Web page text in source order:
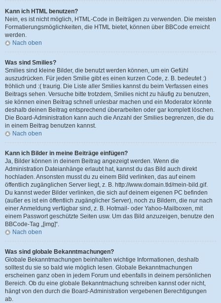
Kann ich HTML benutzen?
Nein, es ist nicht möglich, HTML-Code in Beiträgen zu verwenden. Die meisten
Formatierungsmöglichkeiten, die HTML bietet, können über BBCode erreicht
werden.
Nach oben
Was sind Smilies?
Smilies sind kleine Bilder, die benutzt werden können, um ein Gefühl
auszudrücken. Für jeden Smilie gibt es einen kurzen Code, z. B. bedeutet :)
fröhlich und :( traurig. Die Liste aller Smilies kannst du beim Verfassen eines
Beitrags sehen. Versuche bitte trotzdem, Smilies nicht zu häufig zu benutzen,
sie können einen Beitrag schnell unlesbar machen und ein Moderator könnte
deshalb deinen Beitrag entsprechend überarbeiten oder gar komplett löschen.
Die Board-Administration kann auch die Anzahl der Smilies begrenzen, die du
in einem Beitrag benutzen kannst.
Nach oben
Kann ich Bilder in meine Beiträge einfügen?
Ja, Bilder können in deinem Beitrag angezeigt werden. Wenn die
Administration Dateianhänge erlaubt hat, kannst du das Bild auch direkt
hochladen. Ansonsten musst du zu einem Bild verlinken, das auf einem
öffentlich zugänglichen Server liegt, z. B. http://www.domain.tld/mein-bild.gif.
Du kannst weder Bilder verlinken, die sich auf deinem eigenen PC befinden
(außer es ist ein öffentlich zugänglicher Server), noch zu Bildern, die nur nach
einer Anmeldung verfügbar sind, z. B. Hotmail- oder Yahoo-Mailboxen, mit
einem Passwort geschützte Seiten usw. Um das Bild anzuzeigen, benutze den
BBCode-Tag „[img]“.
Nach oben
Was sind globale Bekanntmachungen?
Globale Bekanntmachungen beinhalten wichtige Informationen, deshalb
solltest du sie so bald wie möglich lesen. Globale Bekanntmachungen
erscheinen ganz oben in jedem Forum und ebenfalls in deinem persönlichen
Bereich. Ob du eine globale Bekanntmachung schreiben kannst oder nicht,
hängt von den durch die Board-Administration vergebenen Berechtigungen
ab.